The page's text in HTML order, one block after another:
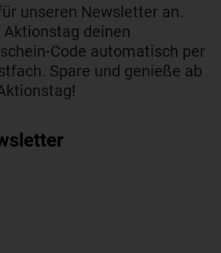
unseren Newsletter an.
deinen
Code automatisch per
Spare und genieße ab